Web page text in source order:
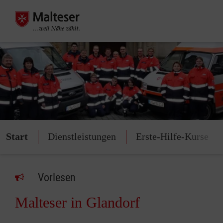
Start Dienstleistungen Erste-Hilfe-Kurse
Vorlesen
Malteser in Glandorf